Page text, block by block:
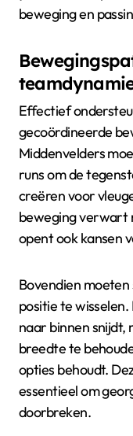
beweging en
Effectief
gecoördineerde
Middenvelders
runs om de
creëren voor
beweging verwart
opent ook kansen
Bovendien moeten
positie te
naar binnen snijdt,
breedte te
opties behoudt.
essentieel om
doorbreken.